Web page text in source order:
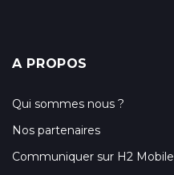
A PROPOS
Qui sommes nous ?
Nos partenaires
Communiquer sur H2 Mobile